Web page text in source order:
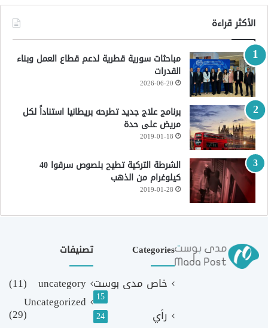
الأكثر قراءة
مباحثات سورية قطرية لدعم قطاع العمل وبناء
القدرات
2026-06-20
برنامج علاج جديد تطرحه بريطانيا استناداً لكل
مريض على حدة
2019-01-18
الشرطة التركية تطيح بلصوص سرقوا 40
كيلوغرام من الذهب
2019-01-28
Categories
خاص مدى بوست
15
رأي 24
تصنيفات
uncategory
(11)
Uncategorized
(29)